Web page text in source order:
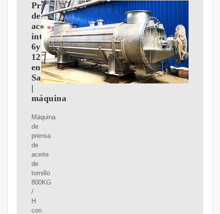
Prensa
de
aceite
integrada
6yl-
120
en
Salvador
|
máquina
Máquina
de
prensa
de
aceite
de
tornillo
800KG
/
H
con